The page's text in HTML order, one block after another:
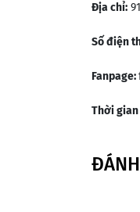
Địa chỉ:
Số điện
Fanpage:
Thời